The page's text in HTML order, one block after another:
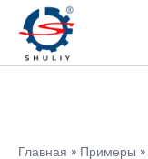
Главная » Примеры »